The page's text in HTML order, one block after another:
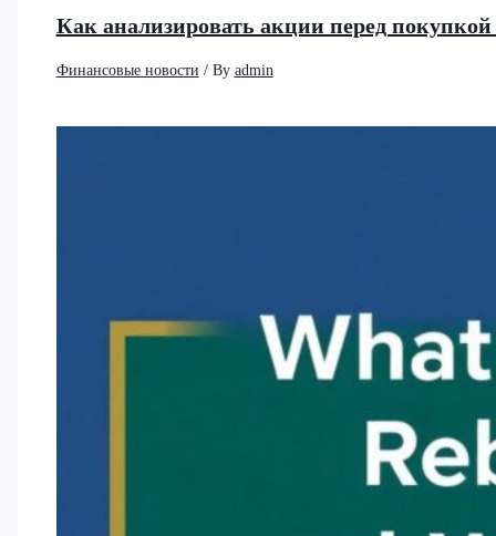
Как анализировать акции перед
Финансовые новости / By admin